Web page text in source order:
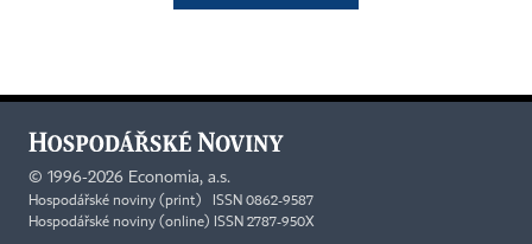
© 1996-2026 Economia, a.s.
Hospodářské noviny (print) ISSN 0862-9587
Hospodářské noviny (online) ISSN 2787-950X